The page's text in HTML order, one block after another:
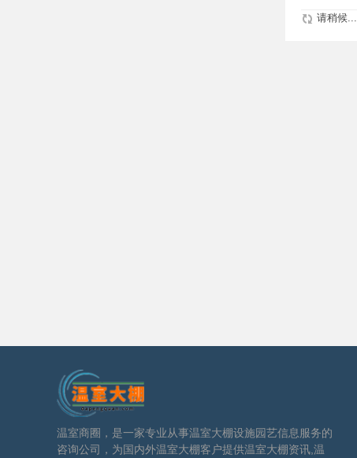
请稍候...
温室商圈，是一家专业从事温室大棚设施园艺信息服务的
咨询公司，为国内外温室大棚客户提供温室大棚资讯,温